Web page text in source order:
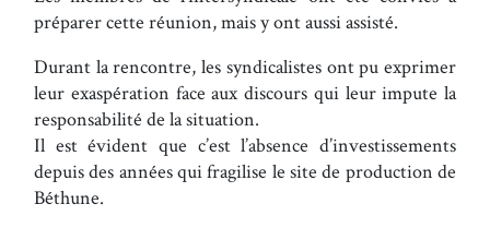
préparer cette réunion, mais y ont aussi assisté.
Durant la rencontre, les syndicalistes ont pu exprimer
leur exaspération face aux discours qui leur impute la
responsabilité de la situation.
Il est évident que c’est l’absence d’investissements
depuis des années qui fragilise le site de production de
Béthune.